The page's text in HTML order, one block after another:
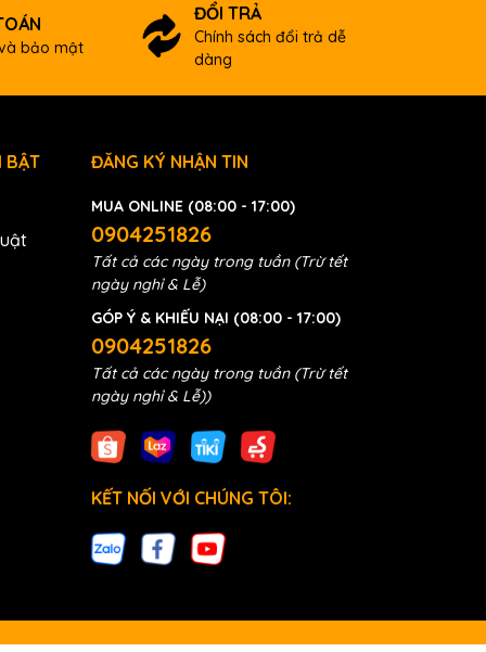
bảo mật
ĐỔI TRẢ
Chính sách đổi trả dễ
dàng
BẬT ĐĂNG KÝ NHẬN TIN
MUA ONLINE (08:00 - 17:00)
0904251826
Tất cả các ngày trong tuần (Trừ tết
ngày nghỉ & Lễ)
GÓP Ý & KHIẾU NẠI (08:00 - 17:00)
0904251826
Tất cả các ngày trong tuần (Trừ tết
ngày nghỉ & Lễ))
KẾT NỐI VỚI CHÚNG TÔI: